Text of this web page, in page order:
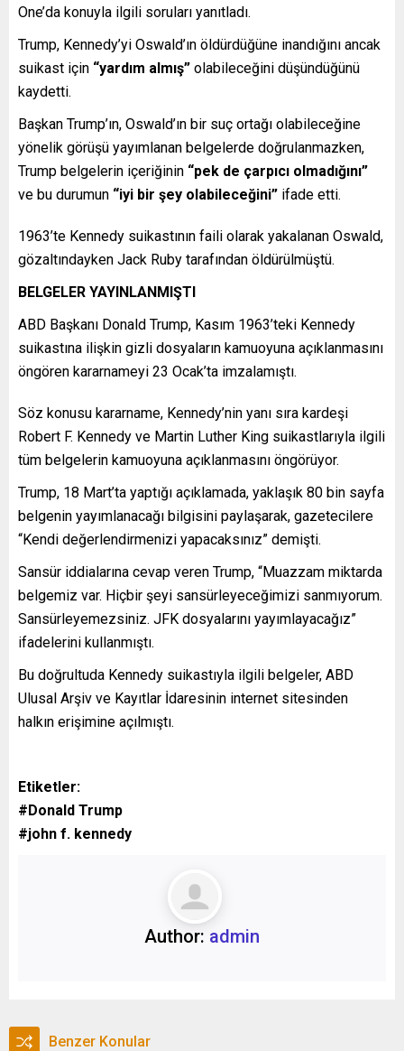
One’da konuyla ilgili soruları yanıtladı.
Trump, Kennedy’yi Oswald’ın öldürdüğüne inandığını ancak
suikast için “yardım almış” olabileceğini düşündüğünü
kaydetti.
Başkan Trump’ın, Oswald’ın bir suç ortağı olabileceğine
yönelik görüşü yayımlanan belgelerde doğrulanmazken,
Trump belgelerin içeriğinin “pek de çarpıcı olmadığını”
ve bu durumun “iyi bir şey olabileceğini” ifade etti.
1963’te Kennedy suikastının faili olarak yakalanan Oswald,
gözaltındayken Jack Ruby tarafından öldürülmüştü.
BELGELER YAYINLANMIŞTI
ABD Başkanı Donald Trump, Kasım 1963’teki Kennedy
suikastına ilişkin gizli dosyaların kamuoyuna açıklanmasını
öngören kararnameyi 23 Ocak’ta imzalamıştı.
Söz konusu kararname, Kennedy’nin yanı sıra kardeşi
Robert F. Kennedy ve Martin Luther King suikastlarıyla ilgili
tüm belgelerin kamuoyuna açıklanmasını öngörüyor.
Trump, 18 Mart’ta yaptığı açıklamada, yaklaşık 80 bin sayfa
belgenin yayımlanacağı bilgisini paylaşarak, gazetecilere
“Kendi değerlendirmenizi yapacaksınız” demişti.
Sansür iddialarına cevap veren Trump, “Muazzam miktarda
belgemiz var. Hiçbir şeyi sansürleyeceğimizi sanmıyorum.
Sansürleyemezsiniz. JFK dosyalarını yayımlayacağız”
ifadelerini kullanmıştı.
Bu doğrultuda Kennedy suikastıyla ilgili belgeler, ABD
Ulusal Arşiv ve Kayıtlar İdaresinin internet sitesinden
halkın erişimine açılmıştı.
Etiketler:
#Donald Trump
#john f. kennedy
Author: admin
Benzer Konular